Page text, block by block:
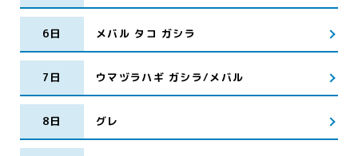
6日 メバル タコ ガシラ
7日 ウマヅラハギ ガシラ/メバル
8日 グレ